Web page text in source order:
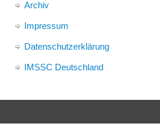
Archiv
Impressum
Datenschutzerklärung
IMSSC Deutschland